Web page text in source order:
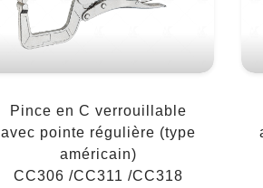
Pince en C verrouillable
avec pointe régulière (type
américain)
CC306 /CC311 /CC318